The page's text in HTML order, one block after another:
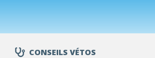
CONSEILS VÉTOS